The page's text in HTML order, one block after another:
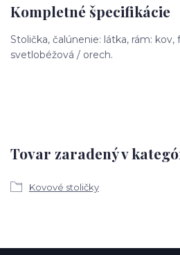
Kompletné špecifikácie
Stolička, čalúnenie: látka, rám: kov,
svetlobéžová / orech.
Tovar zaradený v
Kovové stoličky